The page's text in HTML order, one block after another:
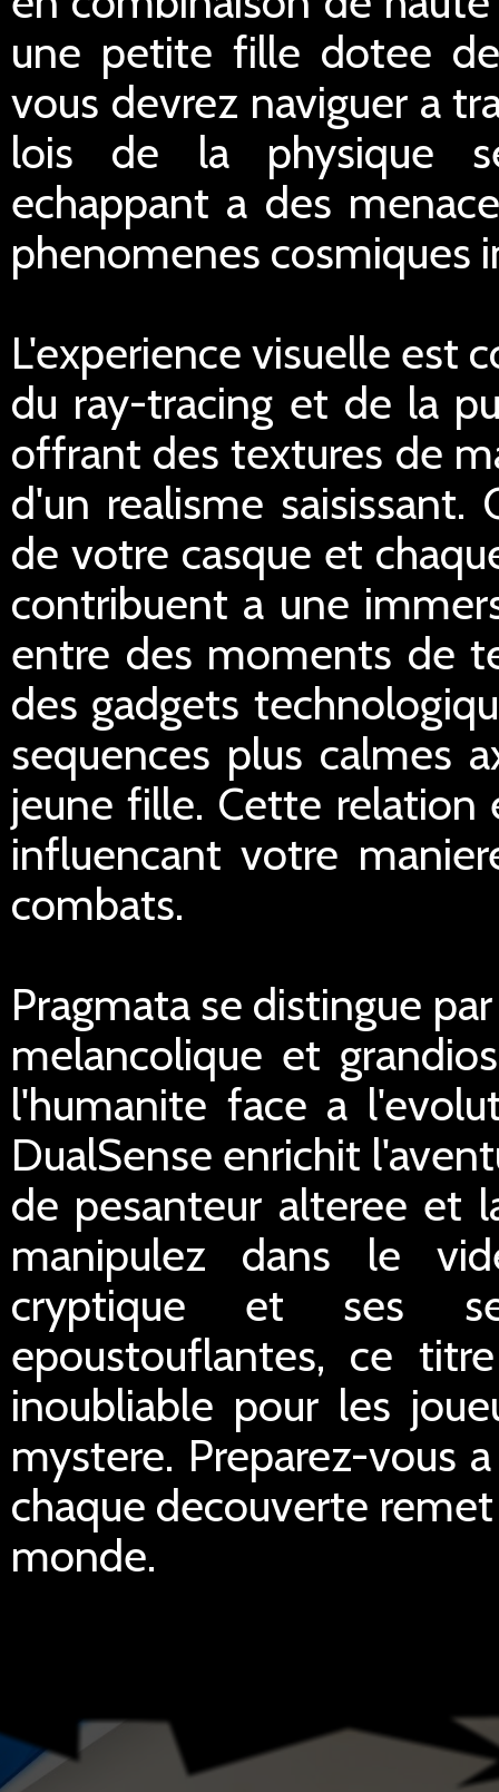
une petite fille dotee de
vous devrez naviguer a
lois de la physique
echappant a des
phenomenes cosmiques
L'experience visuelle est
du ray-tracing et de la
offrant des textures de
d'un realisme saisissant.
de votre casque et
contribuent a une
entre des moments de
des gadgets
sequences plus calmes
jeune fille. Cette
influencant votre
combats.
Pragmata se distingue
melancolique et
l'humanite face a
DualSense enrichit
de pesanteur alteree et
manipulez dans le
cryptique et ses
epoustouflantes, ce
inoubliable pour les
mystere. Preparez-vous
chaque decouverte
monde.